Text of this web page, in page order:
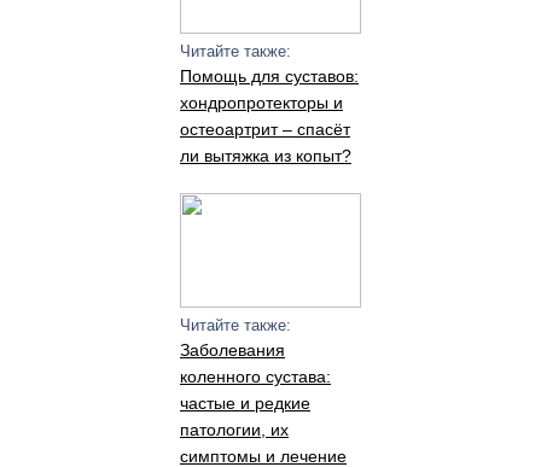
Читайте также:
Помощь для суставов:
хондропротекторы и
остеоартрит – спасёт
ли вытяжка из копыт?
Читайте также:
Заболевания
коленного сустава:
частые и редкие
патологии, их
симптомы и лечение